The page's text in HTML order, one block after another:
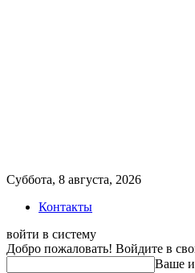
Суббота, 8 августа, 2026
Контакты
войти в систему
Добро пожаловать! Войдите в
Ваше